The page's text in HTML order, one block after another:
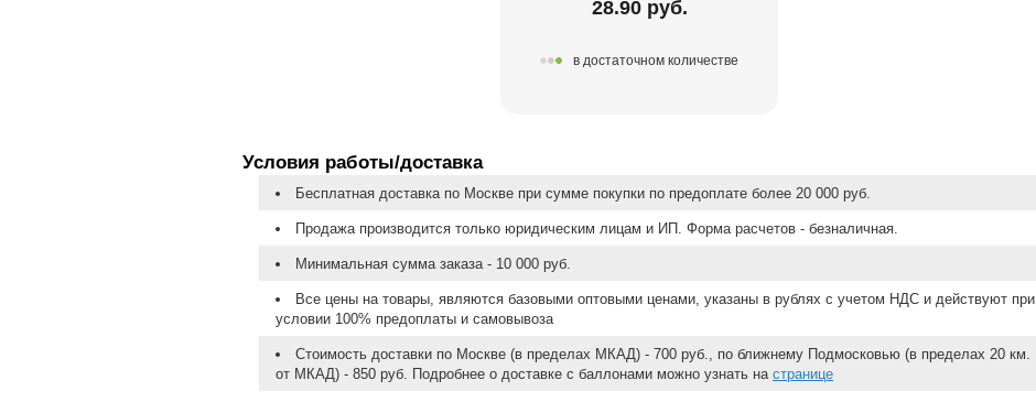
28.90 руб.
в достаточном количестве
Условия работы/доставка
Бесплатная доставка по Москве при сумме покупки по предоплате более 20 000 руб.
Продажа производится только юридическим лицам и ИП. Форма расчетов - безналичная.
Минимальная сумма заказа - 10 000 руб.
Все цены на товары, являются базовыми оптовыми ценами, указаны в рублях с учетом НДС и действуют при
условии 100% предоплаты и самовывоза
Стоимость доставки по Москве (в пределах МКАД) - 700 руб., по ближнему Подмосковью (в пределах 20 км.
от МКАД) - 850 руб. Подробнее о доставке с баллонами можно узнать на странице